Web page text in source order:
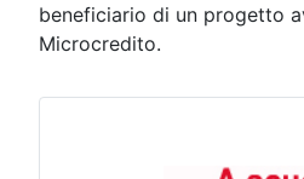
beneficiario di un progetto
Microcredito.